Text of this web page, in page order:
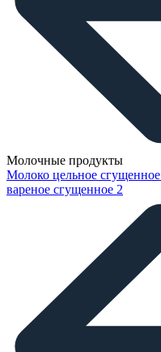
Молочные продукты
Молоко цельное сгущенное
вареное сгущенное 2